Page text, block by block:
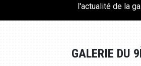
l'actualité de la
GALERIE DU